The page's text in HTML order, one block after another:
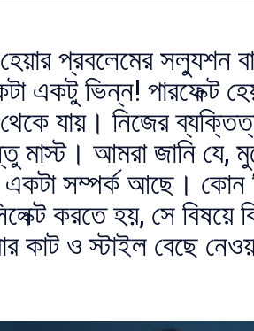
প্রবলেমের সল্যুশন বা
একটু ভিন্ন! পারফেক্ট
যায়। নিজের
মাস্ট। আমরা জানি যে,
সম্পর্ক আছে। কোন
করতে হয়, সে
কাট ও স্টাইল বেছে